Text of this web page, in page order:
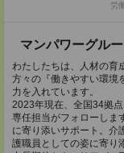
労
マンパワーグル
わたしたちは、人材の育
方々の『働きやすい環境
力を入れています。
2023年現在、全国34拠
専任担当がフォローしま
に寄り添いサポート。介
護職員としての姿に寄り